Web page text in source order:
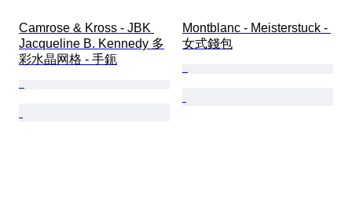
Camrose & Kross - JBK
Jacqueline B. Kennedy 多
彩水晶网格 - 手鈪
Montblanc - Meisterstuck -
女式錢包